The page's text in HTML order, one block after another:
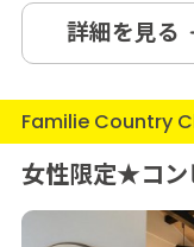
詳細を見る
Familie Country
女性限定★コ